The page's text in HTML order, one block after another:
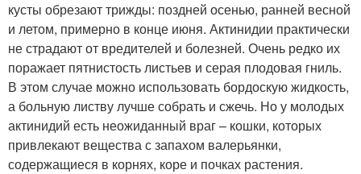
кусты обрезают трижды: поздней осенью, ранней весной
и летом, примерно в конце июня. Актинидии практически
не страдают от вредителей и болезней. Очень редко их
поражает пятнистость листьев и серая плодовая гниль.
В этом случае можно использовать бордоскую жидкость,
а больную листву лучше собрать и сжечь. Но у молодых
актинидий есть неожиданный враг – кошки, которых
привлекают вещества с запахом валерьянки,
содержащиеся в корнях, коре и почках растения.